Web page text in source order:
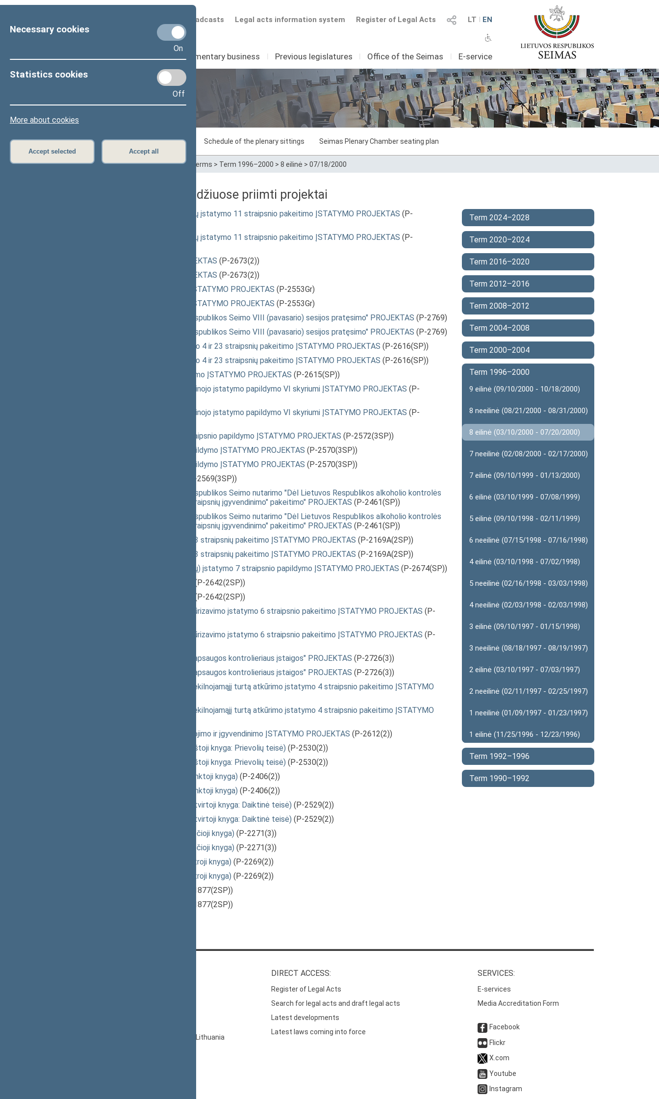
Necessary cookies
On
Statistics cookies
Off
More about cookies
Accept selected Accept all
LT I EN
Register of Legal Acts
Legal acts information system
Scheduled broadcasts
Seimas I Parliamentary business I Previous legislatures I Office of the Seimas I E-service
Sitting in progress Plenary sittings Schedule of the plenary sittings Seimas Plenary Chamber seating plan
Home>Plenary sittings>Parliamentary terms > Term 1996–2000 > 8 eilinė > 07/18/2000
07/18/2000 Seimo posėdžiuose priimti projektai
Politinių partijų ir politinių organizacijų įstatymo 11 straipsnio pakeitimo ĮSTATYMO PROJEKTAS (P-
Politinių partijų ir politinių organizacijų įstatymo 11 straipsnio pakeitimo ĮSTATYMO PROJEKTAS (P-
Civilinės aviacijos ĮSTATYMO PROJEKTAS (P-2673(2))
Civilinės aviacijos ĮSTATYMO PROJEKTAS (P-2673(2))
Seimo rinkimų įstatymo pakeitimo ĮSTATYMO PROJEKTAS (P-2553Gr)
Seimo rinkimų įstatymo pakeitimo ĮSTATYMO PROJEKTAS (P-2553Gr)
Seimo NUTARIMO "Dėl Lietuvos Respublikos Seimo VIII (pavasario) sesijos pratęsimo" PROJEKTAS (P-2769)
Seimo NUTARIMO "Dėl Lietuvos Respublikos Seimo VIII (pavasario) sesijos pratęsimo" PROJEKTAS (P-2769)
Pridėtinės vertės mokesčio įstatymo 4 ir 23 straipsnių pakeitimo ĮSTATYMO PROJEKTAS (P-2616(SP))
Pridėtinės vertės mokesčio įstatymo 4 ir 23 straipsnių pakeitimo ĮSTATYMO PROJEKTAS (P-2616(SP))
Akcizų įstatymo 6 straipsnio pakeitimo ĮSTATYMO PROJEKTAS (P-2615(SP))
Fizinių asmenų pajamų mokesčio laikinojo įstatymo papildymo VI skyriumi ĮSTATYMO PROJEKTAS (P-
Fizinių asmenų pajamų mokesčio laikinojo įstatymo papildymo VI skyriumi ĮSTATYMO PROJEKTAS (P-
Alkoholio kontrolės įstatymo 20 straipsnio papildymo ĮSTATYMO PROJEKTAS (P-2572(3SP))
Akcizų įstatymo 3 ir 6 straipsnių papildymo ĮSTATYMO PROJEKTAS (P-2570(3SP))
Akcizų įstatymo 3 ir 6 straipsnių papildymo ĮSTATYMO PROJEKTAS (P-2570(3SP))
(P-2569(3SP))
Seimo NUTARIMO "Dėl Lietuvos Respublikos Seimo nutarimo "Dėl Lietuvos Respublikos alkoholio kontrolės
įstatymo 52 straipsnyje nurodytų straipsnių įgyvendinimo" pakeitimo" PROJEKTAS (P-2461(SP))
Seimo NUTARIMO "Dėl Lietuvos Respublikos Seimo nutarimo "Dėl Lietuvos Respublikos alkoholio kontrolės
įstatymo 52 straipsnyje nurodytų straipsnių įgyvendinimo" pakeitimo" PROJEKTAS (P-2461(SP))
Alkoholio kontrolės įstatymo 12 ir 13 straipsnių pakeitimo ĮSTATYMO PROJEKTAS (P-2169A(2SP))
Alkoholio kontrolės įstatymo 12 ir 13 straipsnių pakeitimo ĮSTATYMO PROJEKTAS (P-2169A(2SP))
Kooperatinių bendrovių (kooperatyvų) įstatymo 7 straipsnio papildymo ĮSTATYMO PROJEKTAS (P-2674(SP))
(P-2642(2SP))
(P-2642(2SP))
Įmonių kapitalo sanavimo ir restruktūrizavimo įstatymo 6 straipsnio pakeitimo ĮSTATYMO PROJEKTAS (P-
Įmonių kapitalo sanavimo ir restruktūrizavimo įstatymo 6 straipsnio pakeitimo ĮSTATYMO PROJEKTAS (P-
Seimo NUTARIMO "Dėl vaiko teisių apsaugos kontrolieriaus įstaigos" PROJEKTAS (P-2726(3))
Seimo NUTARIMO "Dėl vaiko teisių apsaugos kontrolieriaus įstaigos" PROJEKTAS (P-2726(3))
Piliečių nuosavybės teisių į išlikusį nekilnojamąjį turtą atkūrimo įstatymo 4 straipsnio pakeitimo ĮSTATYMO
Piliečių nuosavybės teisių į išlikusį nekilnojamąjį turtą atkūrimo įstatymo 4 straipsnio pakeitimo ĮSTATYMO
Civilinio kodekso patvirtinimo, įsigaliojimo ir įgyvendinimo ĮSTATYMO PROJEKTAS (P-2612(2))
Civilinio KODEKSO PROJEKTAS (Šeštoji knyga: Prievolių teisė) (P-2530(2))
Civilinio KODEKSO PROJEKTAS (Šeštoji knyga: Prievolių teisė) (P-2530(2))
Civilinio KODEKSO PROJEKTAS (Penktoji knyga) (P-2406(2))
Civilinio KODEKSO PROJEKTAS (Penktoji knyga) (P-2406(2))
Civilinio KODEKSO PROJEKTAS (Ketvirtoji knyga: Daiktinė teisė) (P-2529(2))
Civilinio KODEKSO PROJEKTAS (Ketvirtoji knyga: Daiktinė teisė) (P-2529(2))
Civilinio KODEKSO PROJEKTAS (Trečioji knyga) (P-2271(3))
Civilinio KODEKSO PROJEKTAS (Trečioji knyga) (P-2271(3))
Civilinio KODEKSO PROJEKTAS (Antroji knyga) (P-2269(2))
Civilinio KODEKSO PROJEKTAS (Antroji knyga) (P-2269(2))
(P-1877(2SP))
(P-1877(2SP))
Term 2024–2028
Term 2020–2024
Term 2016–2020
Term 2012–2016
Term 2008–2012
Term 2004–2008
Term 2000–2004
Term 1996–2000
9 eilinė (09/10/2000 - 10/18/2000)
8 neeilinė (08/21/2000 - 08/31/2000)
8 eilinė (03/10/2000 - 07/20/2000)
7 neeilinė (02/08/2000 - 02/17/2000)
7 eilinė (09/10/1999 - 01/13/2000)
6 eilinė (03/10/1999 - 07/08/1999)
5 eilinė (09/10/1998 - 02/11/1999)
6 neeilinė (07/15/1998 - 07/16/1998)
4 eilinė (03/10/1998 - 07/02/1998)
5 neeilinė (02/16/1998 - 03/03/1998)
4 neeilinė (02/03/1998 - 02/03/1998)
3 eilinė (09/10/1997 - 01/15/1998)
3 neeilinė (08/18/1997 - 08/19/1997)
2 eilinė (03/10/1997 - 07/03/1997)
2 neeilinė (02/11/1997 - 02/25/1997)
1 neeilinė (01/09/1997 - 01/23/1997)
1 eilinė (11/25/1996 - 12/23/1996)
Term 1992–1996
Term 1990–1992
© Office of the Seimas of the Republic of Lithuania
DIRECT ACCESS:
Register of Legal Acts
Search for legal acts and draft legal acts
Latest developments
Latest laws coming into force
SERVICES:
E-services
Media Accreditation Form
Facebook
Flickr
X.com
Youtube
Instagram